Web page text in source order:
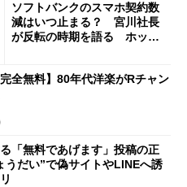
ソフトバンクのスマホ契約数
減はいつ止まる？ 宮川社長
が反転の時期を語る ホッピ
完全無料】80年代洋楽がRチャン
「無料であげます」投稿の正
だい”で偽サイトやLINEへ誘